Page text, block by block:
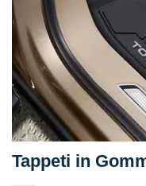
Tappeti in